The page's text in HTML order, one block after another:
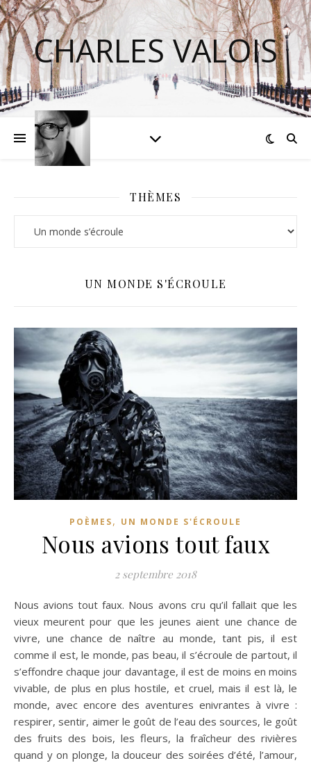
CHARLES VALOIS
THÈMES
UN MONDE S'ÉCROULE
POÈMES, UN MONDE S'ÉCROULE
Nous avions tout faux
2 septembre 2018
Nous avions tout faux. Nous avons cru qu’il fallait que les
vieux meurent pour que les jeunes aient une chance de
vivre, une chance de naître au monde, tant pis, il est
comme il est, le monde, pas beau, il s’écroule de partout, il
s’effondre chaque jour davantage, il est de moins en moins
vivable, de plus en plus hostile, et cruel, mais il est là, le
monde, avec encore des aventures enivrantes à vivre :
respirer, sentir, aimer le goût de l’eau des sources, le goût
des fruits des bois, les fleurs, la fraîcheur des rivières
quand y on plonge, la douceur des soirées d’été, l’amour,